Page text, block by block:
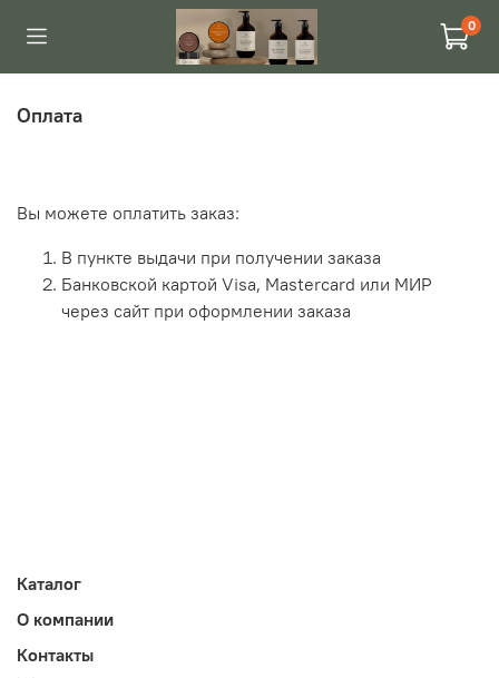
0
Оплата
Вы можете оплатить заказ:
В пункте выдачи при получении заказа
Банковской картой Visa, Mastercard или МИР
через сайт при оформлении заказа
Каталог
О компании
Контакты